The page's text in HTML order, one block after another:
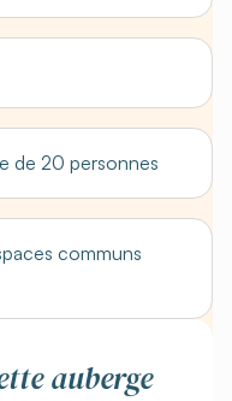
de 20 personnes
communs
auberge